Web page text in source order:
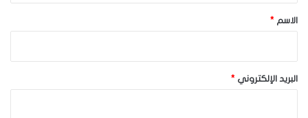
*الاسم *
البريد الإلكتروني *